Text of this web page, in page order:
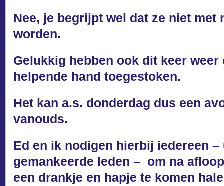
Nee, je begrijpt wel dat ze niet met
worden.
Gelukkig hebben ook dit keer weer
helpende hand toegestoken.
Het kan a.s. donderdag dus een
vanouds.
Ed en ik nodigen hierbij iedereen
gemankeerde leden – om na
een drankje en hapje te komen